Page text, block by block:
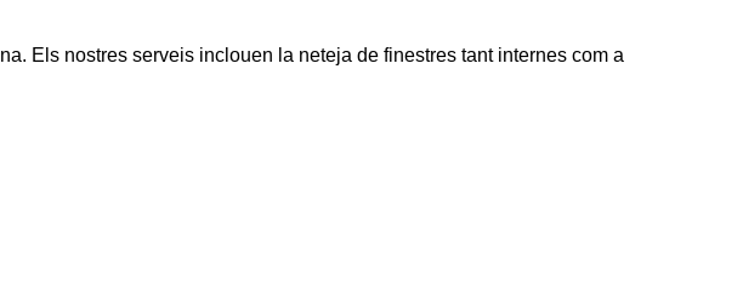
Els nostres serveis inclouen la neteja de finestres tant internes com a